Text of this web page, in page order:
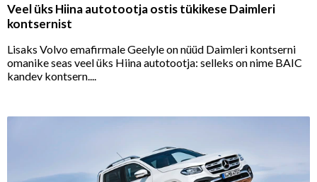
Veel üks Hiina autotootja ostis tükikese Daimleri
kontsernist
Lisaks Volvo emafirmale Geelyle on nüüd Daimleri kontserni
omanike seas veel üks Hiina autotootja: selleks on nime BAIC
kandev kontsern....